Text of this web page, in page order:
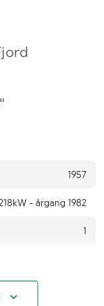
1957
- årgang 1982
1
35-40.000